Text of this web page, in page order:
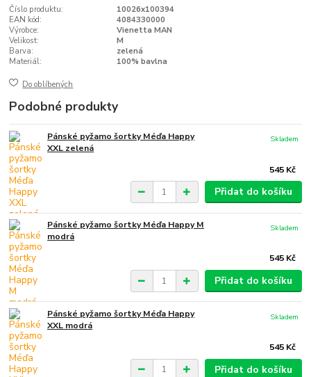
Číslo produktu:
10026x100394
EAN kód:
4084330000
Výrobce:
Vienetta MAN
Velikost:
M
Barva:
zelená
Materiál:
100% bavlna
Do oblíbených
Podobné produkty
Pánské pyžamo šortky Méďa Happy
XXL zelená
545 Kč
Skladem
Přidat do košíku
Pánské pyžamo šortky Méďa Happy M
modrá
545 Kč
Skladem
Přidat do košíku
Pánské pyžamo šortky Méďa Happy
XXL modrá
545 Kč
Skladem
Přidat do košíku